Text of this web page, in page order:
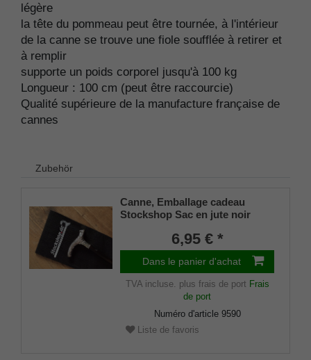
légère
la tête du pommeau peut être tournée, à l'intérieur
de la canne se trouve une fiole soufflée à retirer et
à remplir
supporte un poids corporel jusqu'à 100 kg
Longueur : 100 cm (peut être raccourcie)
Qualité supérieure de la manufacture française de
cannes
Zubehör
Canne, Emballage cadeau
Stockshop Sac en jute noir
6,95 € *
Dans le panier d'achat
TVA incluse. plus frais de port Frais
de port
Numéro d'article 9590
Liste de favoris